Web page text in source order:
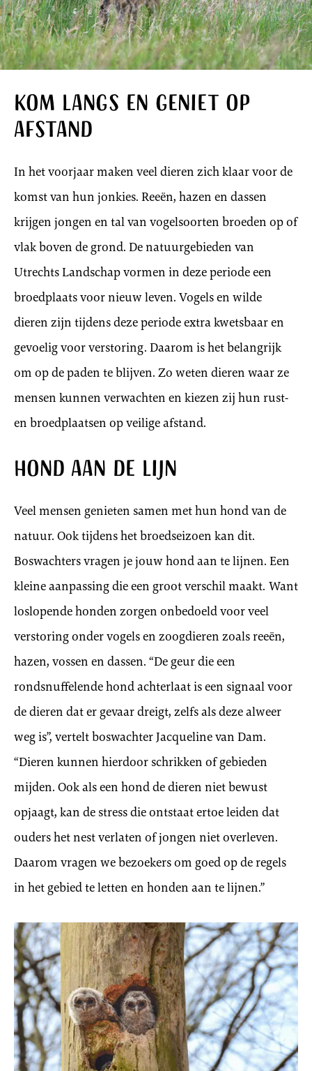
Kom langs en geniet op
afstand
In het voorjaar maken veel dieren zich klaar voor de
komst van hun jonkies. Reeën, hazen en dassen
krijgen jongen en tal van vogelsoorten broeden op of
vlak boven de grond. De natuurgebieden van
Utrechts Landschap vormen in deze periode een
broedplaats voor nieuw leven. Vogels en wilde
dieren zijn tijdens deze periode extra kwetsbaar en
gevoelig voor verstoring. Daarom is het belangrijk
om op de paden te blijven. Zo weten dieren waar ze
mensen kunnen verwachten en kiezen zij hun rust-
en broedplaatsen op veilige afstand.
Hond aan de lijn
Veel mensen genieten samen met hun hond van de
natuur. Ook tijdens het broedseizoen kan dit.
Boswachters vragen je jouw hond aan te lijnen. Een
kleine aanpassing die een groot verschil maakt. Want
loslopende honden zorgen onbedoeld voor veel
verstoring onder vogels en zoogdieren zoals reeën,
hazen, vossen en dassen. “De geur die een
rondsnuffelende hond achterlaat is een signaal voor
de dieren dat er gevaar dreigt, zelfs als deze alweer
weg is”, vertelt boswachter Jacqueline van Dam.
“Dieren kunnen hierdoor schrikken of gebieden
mijden. Ook als een hond de dieren niet bewust
opjaagt, kan de stress die ontstaat ertoe leiden dat
ouders het nest verlaten of jongen niet overleven.
Daarom vragen we bezoekers om goed op de regels
in het gebied te letten en honden aan te lijnen.”